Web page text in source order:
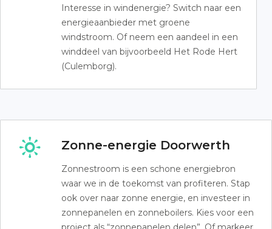
Interesse in windenergie? Switch naar een
energieaanbieder met groene
windstroom. Of neem een aandeel in een
winddeel van bijvoorbeeld Het Rode Hert
(Culemborg).
Zonne-energie Doorwerth
Zonnestroom is een schone energiebron
waar we in de toekomst van profiteren. Stap
ook over naar zonne energie, en investeer in
zonnepanelen en zonneboilers. Kies voor een